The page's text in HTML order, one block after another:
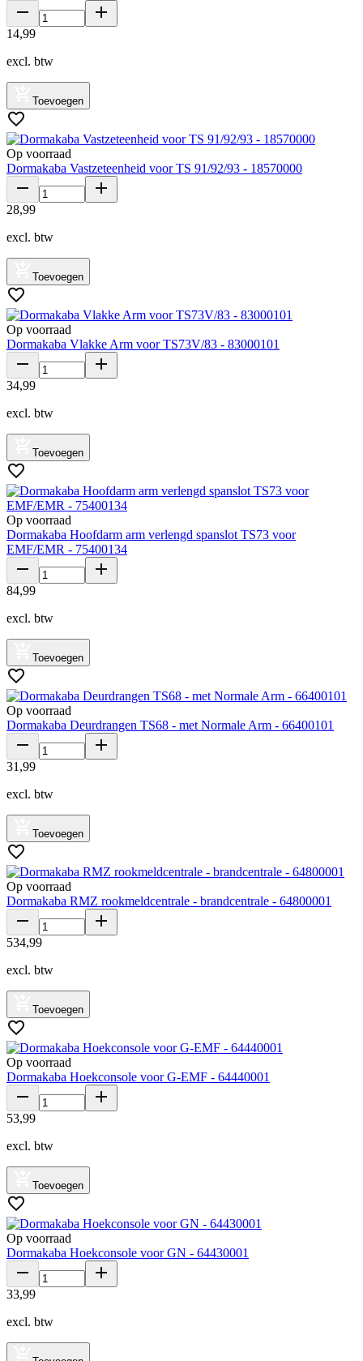
14,99
excl. btw
Toevoegen
Op voorraad
Dormakaba Vastzeteenheid voor TS 91/92/93 - 18570000
28,99
excl. btw
Toevoegen
Op voorraad
Dormakaba Vlakke Arm voor TS73V/83 - 83000101
34,99
excl. btw
Toevoegen
Op voorraad
Dormakaba Hoofdarm arm verlengd spanslot TS73 voor
EMF/EMR - 75400134
84,99
excl. btw
Toevoegen
Op voorraad
Dormakaba Deurdrangen TS68 - met Normale Arm - 66400101
31 ,99
excl. btw
Toevoegen
Op voorraad
Dormakaba RMZ rookmeldcentrale - brandcentrale - 64800001
534,99
excl. btw
Toevoegen
Op voorraad
Dormakaba Hoekconsole voor G-EMF - 64440001
53,99
excl. btw
Toevoegen
Op voorraad
Dormakaba Hoekconsole voor GN - 64430001
33,99
excl. btw